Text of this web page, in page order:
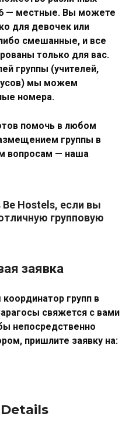
— местные. Вы можете
для девочек или
смешанные, и все
только для вас.
группы (учителей,
мы можем
номера.
помочь в любом
группы в
вопросам — наша
Be Hostels, если вы
групповую
заявка
координатор групп в
свяжется с вами
непосредственно
пришлите заявку на: